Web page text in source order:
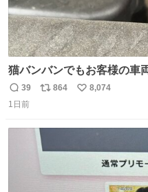
猫バンバンでもお客様の車
🐈 救出しようとした工場長
膨れ上がり、傷だらけ血だ
返
信
39
リ
ト
数
864
い
8,074
1日前